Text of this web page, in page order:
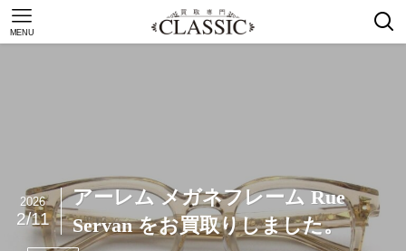
MENU
アーレム メガネフレーム Rue
Servan をお買取りしました。
2026
2/11